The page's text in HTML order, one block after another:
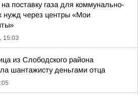
на поставку газа для коммунально-
нужд через центры «Мои
15:03
из Слободского района
шантажисту деньгами отца